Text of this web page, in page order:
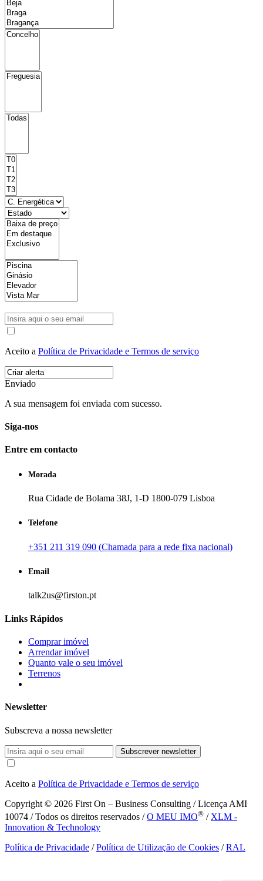
Aceito a Política de Privacidade e Termos de serviço
Enviado
A sua mensagem foi enviada com sucesso.
Siga-nos
Entre em contacto
Morada
Rua Cidade de Bolama 38J, 1-D 1800-079 Lisboa
Telefone
+351 211 319 090 (Chamada para a rede fixa nacional)
Email
talk2us@firston.pt
Links Rápidos
Comprar imóvel
Arrendar imóvel
Quanto vale o seu imóvel
Terrenos
Newsletter
Subscreva a nossa newsletter
Subscrever newsletter
Aceito a Política de Privacidade e Termos de serviço
Copyright © 2026 First On – Business Consulting / Licença AMI
10074 / Todos os direitos reservados /O MEU IMO® / XLM -
Innovation & Technology
Política de Privacidade /Política de Utilização de Cookies /RAL